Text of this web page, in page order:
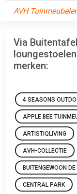
AVH
Via
merken:
4 SEASONS
APPLE BEE
ARTISTIQLIVING
AVH-COLLECTIE
BUITENGEWOON DE
CENTRAL PARK